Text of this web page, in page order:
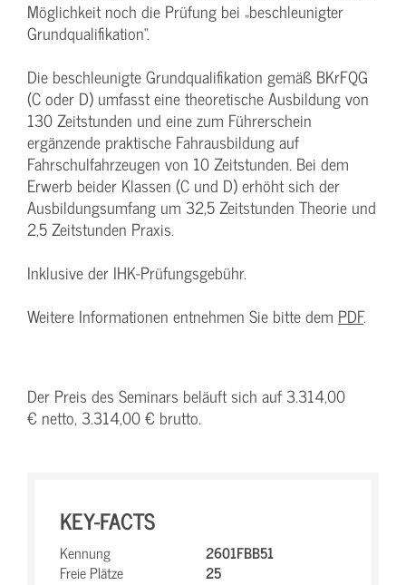
Möglichkeit noch die Prüfung bei „beschleunigter
Grundqualifikation“.
Die beschleunigte Grundqualifikation gemäß BKrFQG
(C oder D) umfasst eine theoretische Ausbildung von
130 Zeitstunden und eine zum Führerschein
ergänzende praktische Fahrausbildung auf
Fahrschulfahrzeugen von 10 Zeitstunden. Bei dem
Erwerb beider Klassen (C und D) erhöht sich der
Ausbildungsumfang um 32,5 Zeitstunden Theorie und
2,5 Zeitstunden Praxis.
Inklusive der IHK-Prüfungsgebühr.
Weitere Informationen entnehmen Sie bitte dem PDF.
Der Preis des Seminars beläuft sich auf 3.314,00
€ netto, 3.314,00 € brutto.
KEY-FACTS
Kennung
2601FBB51
Freie Plätze
25